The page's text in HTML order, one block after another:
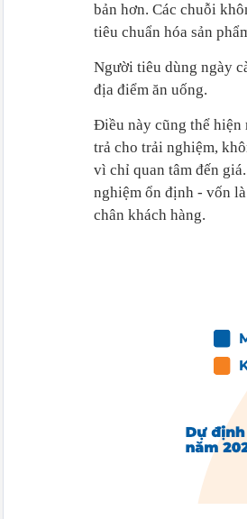
bản hơn. Các chuỗi
tiêu chuẩn hóa sản
Người tiêu dùng ngày
địa điểm ăn uống.
Điều này cũng thể hiện
trả cho trải nghiệm,
vì chỉ quan tâm đến
nghiệm ổn định - vốn
chân khách hàng.